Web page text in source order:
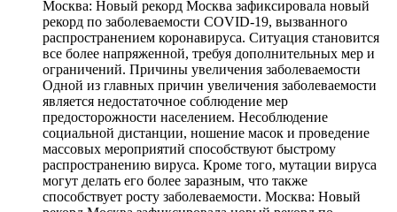
Москва: Новый рекорд Москва зафиксировала новый
рекорд по заболеваемости COVID-19, вызванного
распространением коронавируса. Ситуация становится
все более напряженной, требуя дополнительных мер и
ограничений. Причины увеличения заболеваемости
Одной из главных причин увеличения заболеваемости
является недостаточное соблюдение мер
предосторожности населением. Несоблюдение
социальной дистанции, ношение масок и проведение
массовых мероприятий способствуют быстрому
распространению вируса. Кроме того, мутации вируса
могут делать его более заразным, что также
способствует росту заболеваемости. Москва: Новый